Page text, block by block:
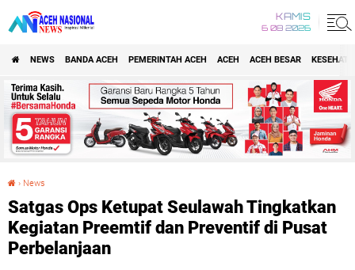
KAMIS
6 08 2026
NEWS BANDA ACEH PEMERINTAH ACEH ACEH ACEH BESAR
› News
Satgas Ops Ketupat Seulawah Tingkatkan
Kegiatan Preemtif dan Preventif di Pusat
Perbelanjaan